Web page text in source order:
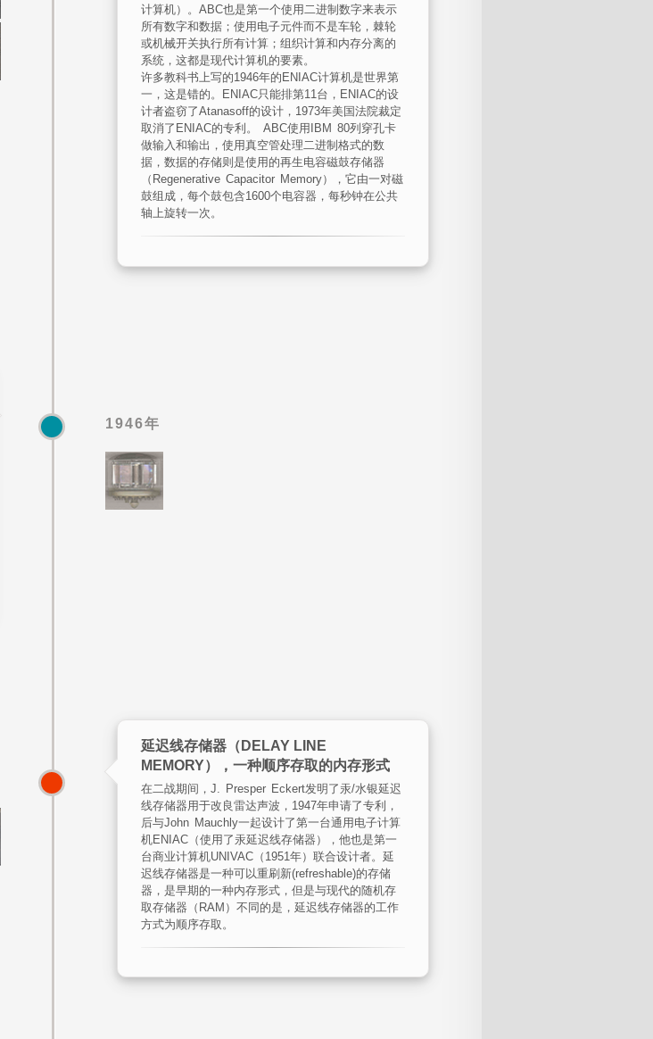
计算机）。ABC也是第一个使用二进制数字来表示
所有数字和数据；使用电子元件而不是车轮，棘轮
或机械开关执行所有计算；组织计算和内存分离的
系统，这都是现代计算机的要素。
许多教科书上写的1946年的ENIAC计算机是世界第
一，这是错的。ENIAC只能排第11台，ENIAC的设
计者盗窃了Atanasoff的设计，1973年美国法院裁定
取消了ENIAC的专利。 ABC使用IBM 80列穿孔卡
做输入和输出，使用真空管处理二进制格式的数
据，数据的存储则是使用的再生电容磁鼓存储器
（Regenerative Capacitor Memory），它由一对磁
鼓组成，每个鼓包含1600个电容器，每秒钟在公共
轴上旋转一次。
1946年
延迟线存储器（DELAY LINE
MEMORY），一种顺序存取的内存形式
在二战期间，J. Presper Eckert发明了汞/水银延迟
线存储器用于改良雷达声波，1947年申请了专利，
后与John Mauchly一起设计了第一台通用电子计算
机ENIAC（使用了汞延迟线存储器），他也是第一
台商业计算机UNIVAC（1951年）联合设计者。延
迟线存储器是一种可以重刷新(refreshable)的存储
器，是早期的一种内存形式，但是与现代的随机存
取存储器（RAM）不同的是，延迟线存储器的工作
方式为顺序存取。